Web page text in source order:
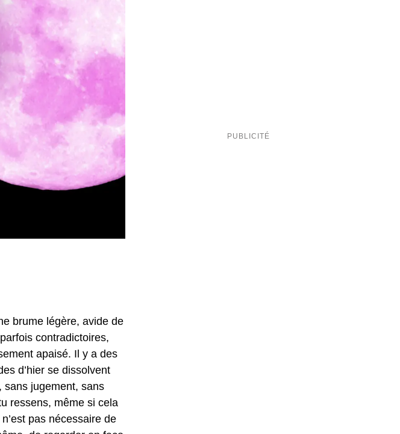
brume légère, avide de
contradictoires,
apaisé. Il y a des
d’hier se dissolvent
sans jugement, sans
ressens, même si cela
pas nécessaire de